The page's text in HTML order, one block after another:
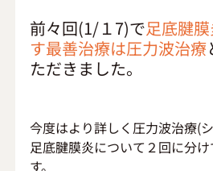
前々回(1/１7)で足底腱
す最善治療は圧力波治療
ただきました。
今度はより詳しく圧力波治療(
足底腱膜炎について２回に分
す。